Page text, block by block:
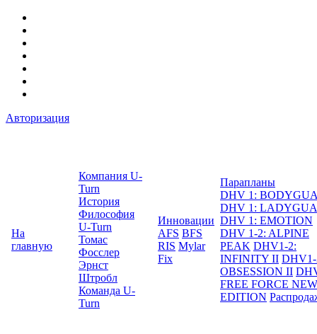
Авторизация
На
главную
Компания U-
Turn
История
Философия
U-Turn
Томас
Фосслер
Эрнст
Штробл
Команда U-
Turn
Инновации
AFS BFS
RIS Mylar
Fix
Парапланы
DHV 1:
DHV 1:
DHV 1: EMOTION
DHV 1-2: ALPINE
PEAK DHV1-2:
INFINITY II
OBSESSION II
FREE FORCE NEW
EDITION